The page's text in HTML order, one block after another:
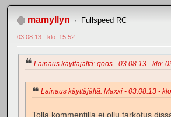
mamyllyn Fullspeed RC
03.08.13 - klo: 15.52
Lainaus käyttäjältä: goos - 03.08.13 - klo:
Lainaus käyttäjältä: Maxxi - 03.08.13 -
Tolla kommentilla ei ollu tarkotus